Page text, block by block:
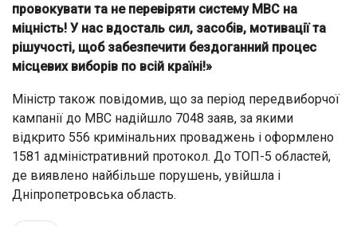
провокувати та не перевіряти систему МВС на
міцність! У нас вдосталь сил, засобів, мотивації та
рішучості, щоб забезпечити бездоганний процес
місцевих виборів по всій країні!»
Міністр також повідомив, що за період передвиборчої
кампанії до МВС надійшло 7048 заяв, за якими
відкрито 556 кримінальних проваджень і оформлено
1581 адміністративний протокол. До ТОП-5 областей,
де виявлено найбільше порушень, увійшла і
Дніпропетровська область.